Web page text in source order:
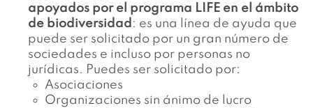
apoyados por el programa LIFE en el ámbito
de biodiversidad : es una línea de ayuda que
puede ser solicitado por un gran número de
sociedades e incluso por personas no
jurídicas. Puedes ser solicitado por:
Asociaciones
Organizaciones sin ánimo de lucro